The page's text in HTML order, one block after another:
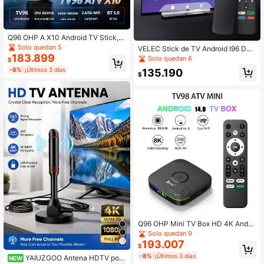
Q96 OHP A X10 Android TV Stick, C
ompatible con WiFi 6 & 5G, Android
14, Bluetooth 5.0, Control Remoto p
or Voz, CPU RK3518, Adecuado par
a Reuniones en el Hogar, IPTV
Solo quedan 5
$183.899
-8% ¡Últimos 3 días
NEW YAIUZGOO Antena HDTV port
VELEC Stick de TV Android I96 D6,
Stick de medios de transmisión de
TV 4K con 1GB de RAM y 8GB de R
OM, compatible con WiFi de 2.4G/5
Solo quedan 6
$135.190
Q96 OHP Mini TV Box HD 4K Andro
id 14 Dual WiFi 4G 5G Set-Top Box
RK3518 64G Control Remoto por Vo
z Reproductor Multimedia Inteligent
e IPTV
Solo quedan 9
$193.007
-8% ¡Últimos 3 días